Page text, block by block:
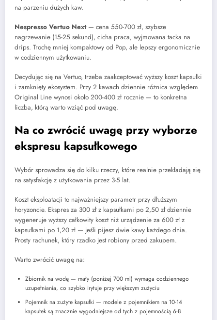
na parzeniu dużych kaw.
Nespresso Vertuo Next— cena 550-700 zł, szybsze
nagrzewanie (15-25 sekund), cicha praca, wyjmowana tacka na
drips. Trochę mniej kompaktowy od Pop, ale lepszy ergonomicznie
w codziennym użytkowaniu.
Decydując się na Vertuo, trzeba zaakceptować wyższy koszt kapsułki
i zamknięty ekosystem. Przy 2 kawach dziennie różnica względem
Original Line wynosi około 200-400 zł rocznie — to konkretna
liczba, którą warto wziąć pod uwagę.
Na co zwrócić uwagę przy wyborze
ekspresu kapsułkowego
Wybór sprowadza się do kilku rzeczy, które realnie przekładają się
na satysfakcję z użytkowania przez 3-5 lat.
Koszt eksploatacji to najważniejszy parametr przy dłuższym
horyzoncie. Ekspres za 300 zł z kapsułkami po 2,50 zł dziennie
wygeneruje wyższy całkowity koszt niż urządzenie za 600 zł z
kapsułkami po 1,20 zł — jeśli pijesz dwie kawy każdego dnia.
Prosty rachunek, który rzadko jest robiony przed zakupem.
Warto zwrócić uwagę na:
Zbiornik na wodę — mały (poniżej 700 ml) wymaga codziennego
uzupełniania, co szybko irytuje przy większym zużyciu
Pojemnik na zużyte kapsułki — modele z pojemnikiem na 10-14
kapsułek są znacznie wygodniejsze od tych z pojemnością 6-8